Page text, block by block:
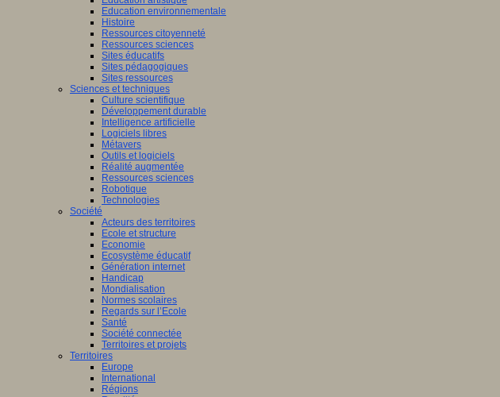
Education environnementale
Histoire
Ressources citoyenneté
Ressources sciences
Sites éducatifs
Sites pédagogiques
Sites ressources
Sciences et techniques
Culture scientifique
Développement durable
Intelligence artificielle
Logiciels libres
Métavers
Outils et logiciels
Réalité augmentée
Ressources sciences
Robotique
Technologies
Société
Acteurs des territoires
Ecole et structure
Economie
Ecosystème éducatif
Génération internet
Handicap
Mondialisation
Normes scolaires
Regards sur l’Ecole
Santé
Société connectée
Territoires et projets
Territoires
Europe
International
Régions